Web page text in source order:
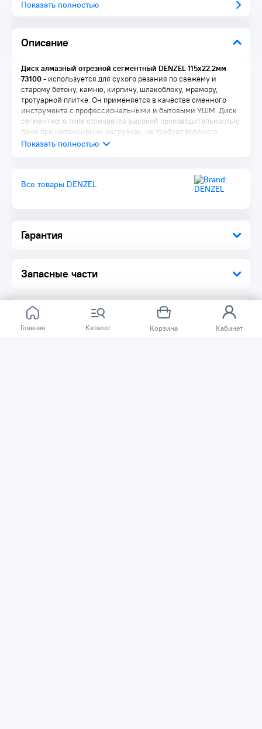
Главная Каталог Корзина Кабинет
Описание
Гарантия
Запасные части
Показать полностью
Диск алмазный отрезной сегментный DENZEL 115х22.2мм
73100- используется для сухого резания по свежему и
старому бетону, камню, кирпичу, шлакоблоку, мрамору,
тротуарной плитке. Он применяется в качестве сменного
инструмента с профессиональными и бытовыми УШМ. Диск
сегментного типа отличается высокой производительностью
даже при интенсивных нагрузках, не требует водяного
охлаждения.
Эффективность реза плотных материалов обеспечивает
сбалансированная металлическая связка, устойчивая к
Диск разделен на сегменты, что способствует хорошему
позволяет добиться хороших режущих свойств диска
Диск 1 шт.
Упаковка 1 шт.
Все товары DENZEL